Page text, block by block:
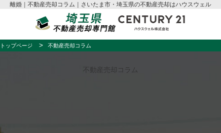
離婚｜不動産売却コラム｜さいたま市・埼玉県の不動産売却はハウスウェル
トップページ 不動産売却コラム
不動産売却コラム